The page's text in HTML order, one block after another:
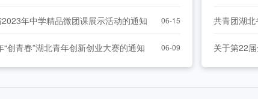
年中学精品微团课展示活动的通知 06-15
创青春”湖北青年创新创业大赛的通知 06-09 关于第22